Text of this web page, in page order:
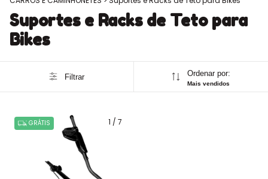
Suportes e Racks de Teto para
Bikes
Filtrar Ordenar por:
Mais vendidos
1 / 7
GRÁTIS